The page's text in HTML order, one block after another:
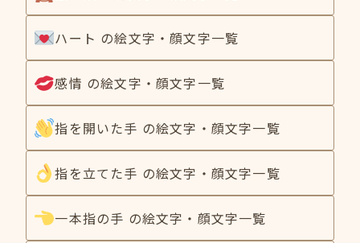
ハート の絵文字・顔文字一覧
感情 の絵文字・顔文字一覧
指を開いた手 の絵文字・顔文字一覧
指を立てた手 の絵文字・顔文字一覧
一本指の手 の絵文字・顔文字一覧